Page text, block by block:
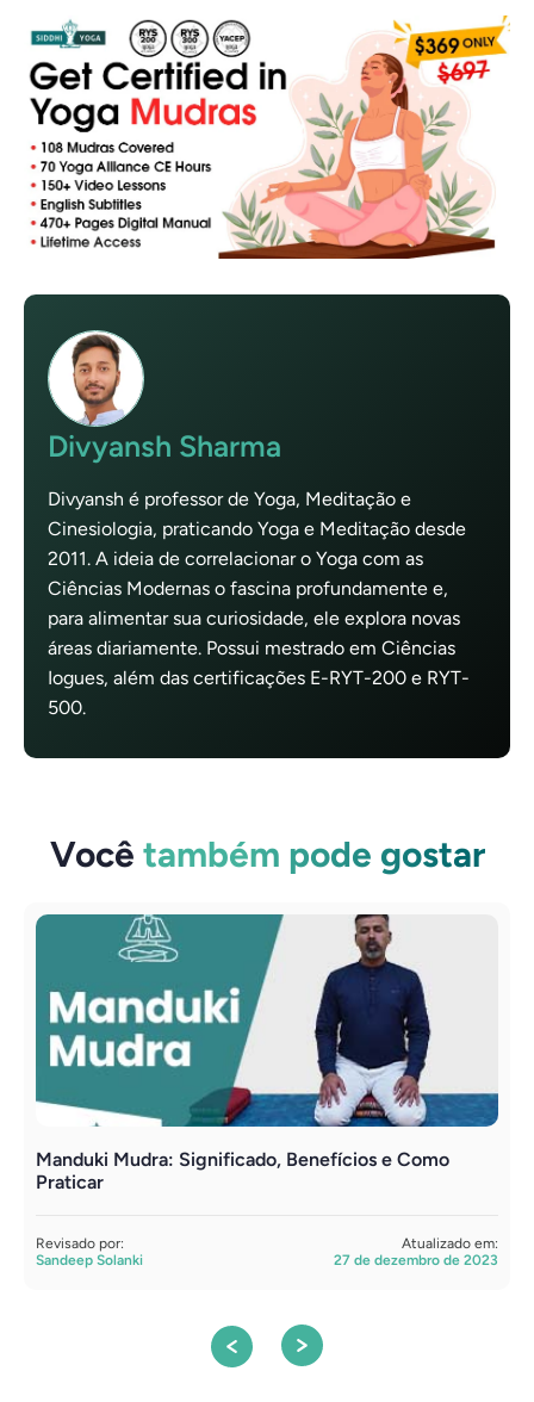
Divyansh Sharma
Divyansh é professor de Yoga, Meditação e
Cinesiologia, praticando Yoga e Meditação desde
2011. A ideia de correlacionar o Yoga com as
Ciências Modernas o fascina profundamente e,
para alimentar sua curiosidade, ele explora novas
áreas diariamente. Possui mestrado em Ciências
Iogues, além das certificações E-RYT-200 e RYT-
500.
Você também pode gostar
Manduki Mudra: Significado, Benefícios e Como
Praticar
Revisado por:
Sandeep Solanki
Atualizado em:
27 de dezembro de 2023